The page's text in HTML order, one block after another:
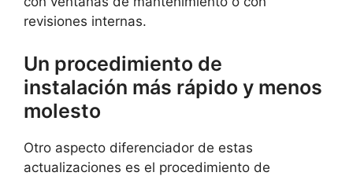
revisiones internas.
Un procedimiento de
instalación más rápido y menos
molesto
Otro aspecto diferenciador de estas
actualizaciones es el procedimiento de